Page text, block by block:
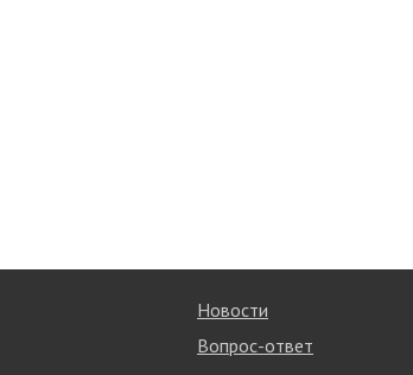
Новости
Вопрос-ответ